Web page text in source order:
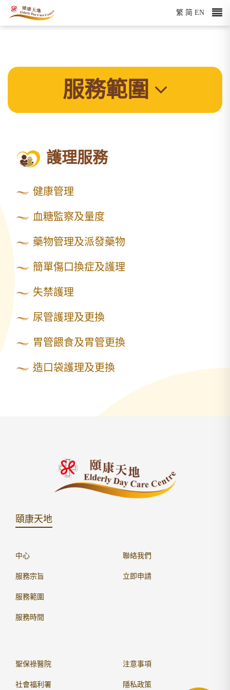
繁 简 EN
服務範圍
護理服務
健康管理
血糖監察及量度
藥物管理及派發藥物
簡單傷口換症及護理
失禁護理
尿管護理及更換
胃管餵食及胃管更換
造口袋護理及更換
頤康天地
中心
服務宗旨
服務範圍
服務時間
聯絡我們
立即申請
聖保祿醫院
社會福利署
注意事項
隱私政策